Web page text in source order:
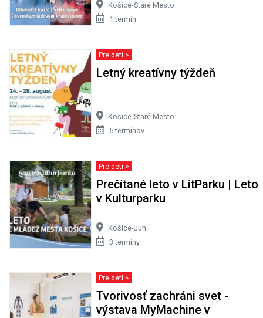
Košice-Staré Mesto
1 termín
Pre deti >
Letný kreatívny týždeň
Košice-Staré Mesto
5 termínov
Pre deti >
Prečítané leto v LitParku | Leto
v Kulturparku
Košice-Juh
3 termíny
Pre deti >
Tvorivosť zachráni svet -
výstava MyMachine v